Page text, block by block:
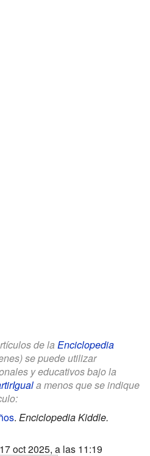
de la Enciclopedia
se puede utilizar
y educativos bajo la
a menos que se indique
. Enciclopedia Kiddle.
oct 2025, a las 11:19